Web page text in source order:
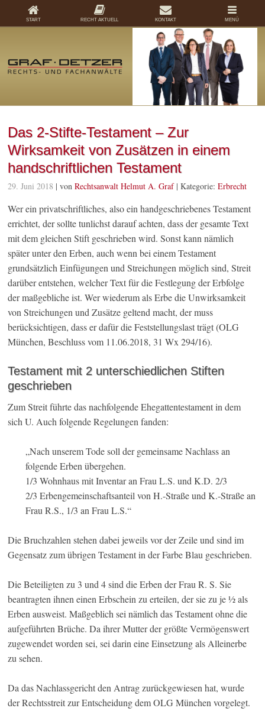
Das 2-Stifte-Testament – Zur
Wirksamkeit von Zusätzen in einem
handschriftlichen Testament
29. Juni 2018 | vonRechtsanwalt Helmut A. Graf| Kategorie:Erbrecht
Wer ein privatschriftliches, also ein handgeschriebenes Testament
errichtet, der sollte tunlichst darauf achten, dass der gesamte Text
mit dem gleichen Stift geschrieben wird. Sonst kann nämlich
später unter den Erben, auch wenn bei einem Testament
grundsätzlich Einfügungen und Streichungen möglich sind, Streit
darüber entstehen, welcher Text für die Festlegung der Erbfolge
der maßgebliche ist. Wer wiederum als Erbe die Unwirksamkeit
von Streichungen und Zusätze geltend macht, der muss
berücksichtigen, dass er dafür die Feststellungslast trägt (OLG
München, Beschluss vom 11.06.2018, 31 Wx 294/16).
Testament mit 2 unterschiedlichen Stiften
geschrieben
Zum Streit führte das nachfolgende Ehegattentestament in dem
sich U. Auch folgende Regelungen fanden:
„Nach unserem Tode soll der gemeinsame Nachlass an
folgende Erben übergehen.
1/3 Wohnhaus mit Inventar an Frau L.S. und K.D. 2/3
2/3 Erbengemeinschaftsanteil von H.-Straße und K.-Straße an
Frau R.S., 1/3 an Frau L.S.“
Die Bruchzahlen stehen dabei jeweils vor der Zeile und sind im
Gegensatz zum übrigen Testament in der Farbe Blau geschrieben.
Die Beteiligten zu 3 und 4 sind die Erben der Frau R. S. Sie
beantragten ihnen einen Erbschein zu erteilen, der sie zu je ½ als
Erben ausweist. Maßgeblich sei nämlich das Testament ohne die
aufgeführten Brüche. Da ihrer Mutter der größte Vermögenswert
zugewendet worden sei, sei darin eine Einsetzung als Alleinerbe
zu sehen.
Da das Nachlassgericht den Antrag zurückgewiesen hat, wurde
der Rechtsstreit zur Entscheidung dem OLG München vorgelegt.
START RECHT AKTUELL KONTAKT MENÜ